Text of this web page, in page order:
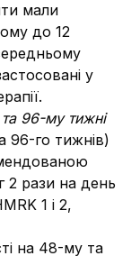
мали
до 12
у
та 96-му тижні
96-го тижнів)
2 рази на день
1 і 2,
на 48-му та